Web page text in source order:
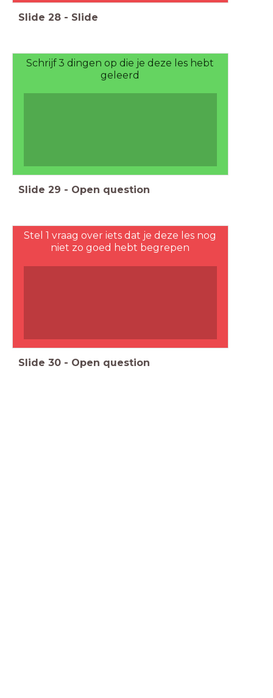
Slide 28 - Slide
Schrijf 3 dingen op die je deze les hebt
geleerd
Slide 29 - Open question
Stel 1 vraag over iets dat je deze les nog
niet zo goed hebt begrepen
Slide 30 - Open question